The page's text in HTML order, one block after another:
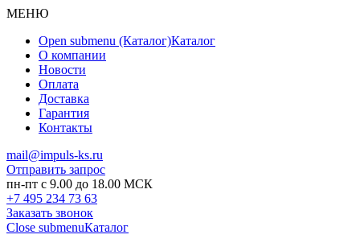
МЕНЮ
Open submenu (Каталог)Каталог
О компании
Новости
Оплата
Доставка
Гарантия
Контакты
mail@impuls-ks.ru
Отправить запрос
пн-пт с 9.00 до 18.00 МСК
+7 495 234 73 63
Заказать звонок
Close submenuКаталог